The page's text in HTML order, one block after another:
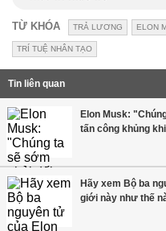
TỪ KHÓA TRẢ LƯƠNG ELON
TRÍ TUỆ NHÂN TẠO
Tin liên quan
Elon Musk:
tấn công khủng
Hãy xem Bộ ba
giới này như thế